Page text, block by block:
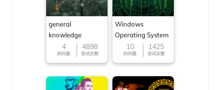
general
knowledge
4
的问题
4898
尝试次数
Windows
Operating System
10
的问题
1425
尝试次数